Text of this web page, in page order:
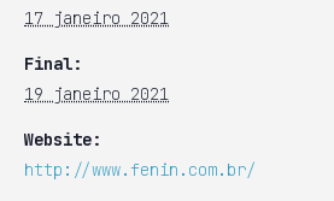
17 janeiro 2021
Final:
19 janeiro 2021
Website:
http://www.fenin.com.br/